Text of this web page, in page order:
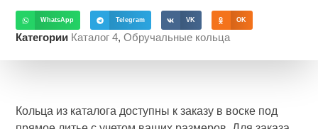
WhatsApp Telegram VK OK
Категории Каталог 4,Обручальные кольца
Кольца из каталога доступны к заказу в воске под